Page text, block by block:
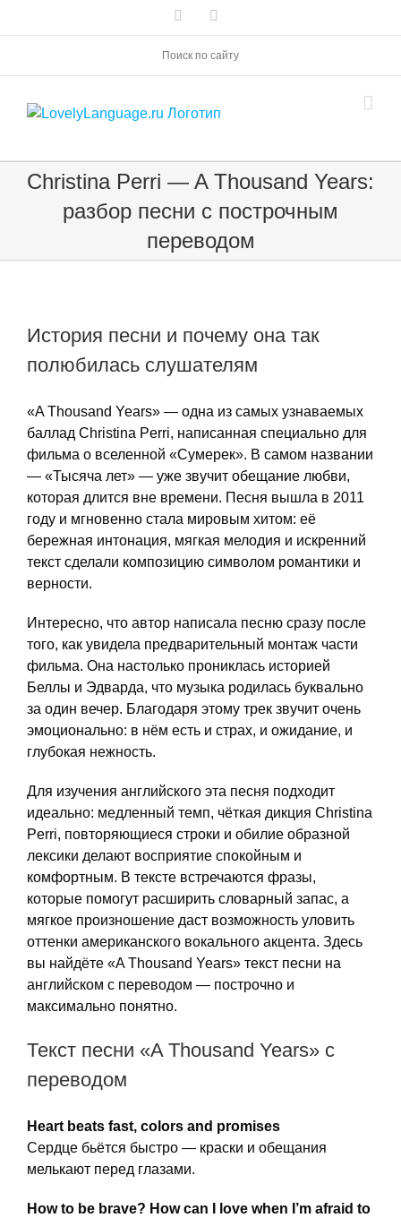
Поиск по сайту
Christina Perri — A Thousand Years:
разбор песни с построчным
переводом
История песни и почему она так
полюбилась слушателям
«A Thousand Years» — одна из самых узнаваемых
баллад Christina Perri, написанная специально для
фильма о вселенной «Сумерек». В самом названии
— «Тысяча лет» — уже звучит обещание любви,
которая длится вне времени. Песня вышла в 2011
году и мгновенно стала мировым хитом: её
бережная интонация, мягкая мелодия и искренний
текст сделали композицию символом романтики и
верности.
Интересно, что автор написала песню сразу после
того, как увидела предварительный монтаж части
фильма. Она настолько прониклась историей
Беллы и Эдварда, что музыка родилась буквально
за один вечер. Благодаря этому трек звучит очень
эмоционально: в нём есть и страх, и ожидание, и
глубокая нежность.
Для изучения английского эта песня подходит
идеально: медленный темп, чёткая дикция Christina
Perri, повторяющиеся строки и обилие образной
лексики делают восприятие спокойным и
комфортным. В тексте встречаются фразы,
которые помогут расширить словарный запас, а
мягкое произношение даст возможность уловить
оттенки американского вокального акцента. Здесь
вы найдёте «A Thousand Years» текст песни на
английском с переводом — построчно и
максимально понятно.
Текст песни «A Thousand Years» с
переводом
Heart beats fast, colors and promises
Сердце бьётся быстро — краски и обещания
мелькают перед глазами.
How to be brave? How can I love when I’m afraid to